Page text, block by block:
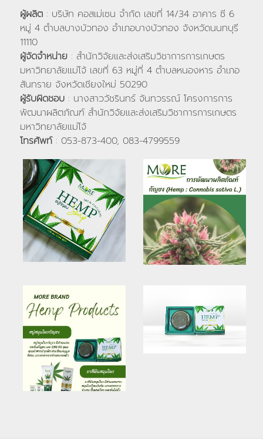
ผู้ผลิต: บริษัท คอสเม่เซน จำกัด เลขที่ 14/34 อาคาร ซี 6
หมู่ 4 ตำบลบางบัวทอง อำเภอบางบัวทอง จังหวัดนนทบุรี
11110
ผู้จัดจำหน่าย: สำนักวิจัยและส่งเสริมวิชาการการเกษตร
มหาวิทยาลัยแม่โจ้ เลขที่ 63 หมู่ที่ 4 ตำบลหนองหาร อำเภอ
สันทราย จังหวัดเชียงใหม่ 50290
ผู้รับผิดชอบ: นางสาววัชรินทร์ จันทวรรณ์ โครงการการ
พัฒนาผลิตภัณฑ์ สำนักวิจัยและส่งเสริมวิชาการการเกษตร
มหาวิทยาลัยแม่โจ้
โทรศัพท์: 053-873-400, 083-4799559